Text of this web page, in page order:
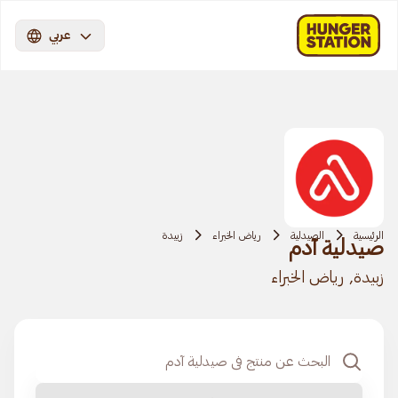
عربي
الرئيسية الصيدلية رياض الخبراء زبيدة
صيدلية آدم
زبيدة, رياض الخبراء